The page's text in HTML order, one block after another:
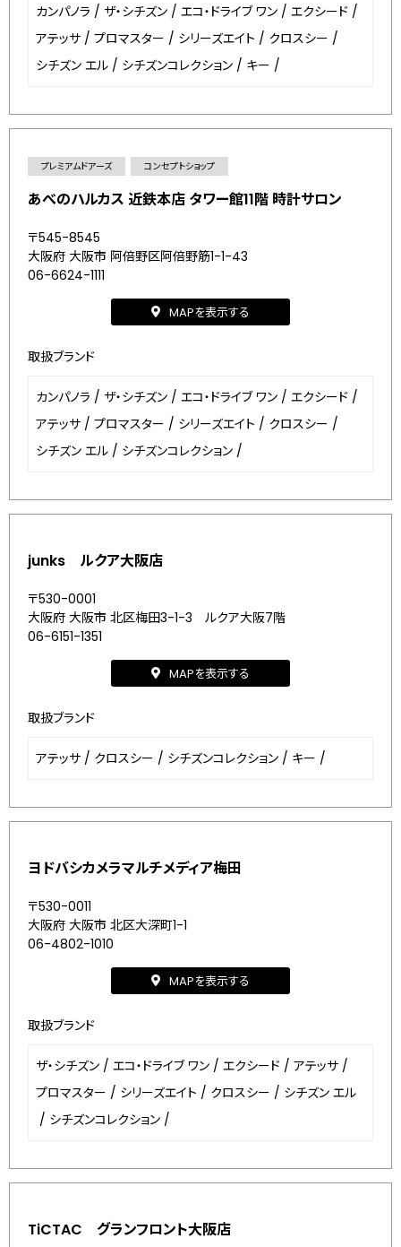
カンパノラ / ザ・シチズン / エコ・ドライブ ワン / エクシード /
アテッサ / プロマスター / シリーズエイト / クロスシー /
シチズン エル / シチズンコレクション / キー /
プレミアムドアーズ コンセプトショップ
あべのハルカス 近鉄本店 タワー館11階 時計サロン
〒545-8545
大阪府 大阪市 阿倍野区阿倍野筋1-1-43
06-6624-1111
MAPを表示する
取扱ブランド
カンパノラ / ザ・シチズン / エコ・ドライブ ワン / エクシード /
アテッサ / プロマスター / シリーズエイト / クロスシー /
シチズン エル / シチズンコレクション /
junks ルクア大阪店
〒530-0001
大阪府 大阪市 北区梅田3-1-3 ルクア大阪7階
06-6151-1351
MAPを表示する
取扱ブランド
アテッサ / クロスシー / シチズンコレクション / キー /
ヨドバシカメラマルチメディア梅田
〒530-0011
大阪府 大阪市 北区大深町1-1
06-4802-1010
MAPを表示する
取扱ブランド
ザ・シチズン / エコ・ドライブ ワン / エクシード / アテッサ /
プロマスター / シリーズエイト / クロスシー / シチズン エル
/ シチズンコレクション /
TiCTAC グランフロント大阪店